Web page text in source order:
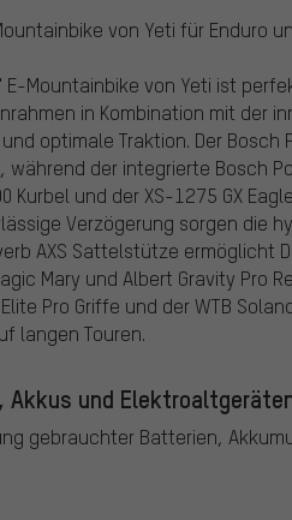
von Yeti für Enduro
E-Mountainbike von Yeti ist
in Kombination mit der
optimale Traktion. Der Bosch
der integrierte Bosch
Kurbel und der XS-1275 GX
Verzögerung sorgen die
AXS Sattelstütze ermöglicht
Mary und Albert Gravity Pro
Pro Griffe und der WTB
langen Touren.
Akkus und
gebrauchter Batterien,